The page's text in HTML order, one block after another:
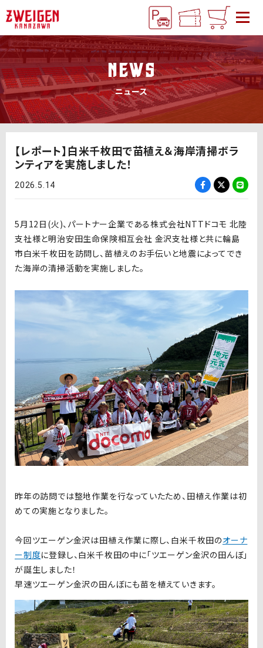
NEWS
ニュース
【レポート】白米千枚田で苗植え＆海岸清掃ボラ
ンティアを実施しました！
2026.5.14
5月12日(火)、パートナー企業である株式会社NTT ドコモ 北陸
支社様と明治安田生命保険相互会社 金沢支社様と共に輪島
市白米千枚田を訪問し、苗植えのお手伝いと地震によってでき
た海岸の清掃活動を実施しました。
昨年の訪問では整地作業を行なっていたため、田植え作業は初
めての実施となりました。
今回ツエーゲン金沢は田植え作業に際し、白米千枚田のオーナ
ー制度に登録し、白米千枚田の中に「ツエーゲン金沢の田んぼ」
が誕生しました！
早速ツエーゲン金沢の田んぼにも苗を植えていきます。